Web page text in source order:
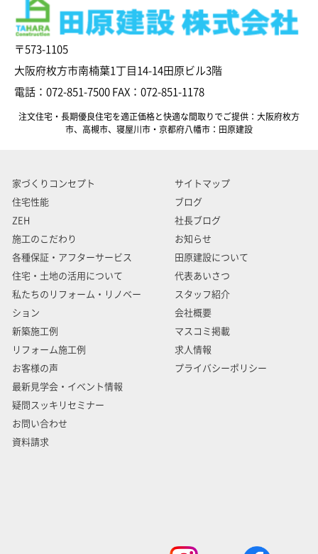
〒573-1105
大阪府枚方市南楠葉1丁目14-14田原ビル3階
電話：072-851-7500 FAX：072-851-1178
注文住宅・長期優良住宅を適正価格と快適な間取りでご提供：大阪府枚方
市、高槻市、寝屋川市・京都府八幡市：田原建設
家づくりコンセプト
住宅性能
ZEH
施工のこだわり
各種保証・アフターサービス
住宅・土地の活用について
私たちのリフォーム・リノベー
ション
新築施工例
リフォーム施工例
お客様の声
最新見学会・イベント情報
疑問スッキリセミナー
お問い合わせ
資料請求
サイトマップ
ブログ
社長ブログ
お知らせ
田原建設について
代表あいさつ
スタッフ紹介
会社概要
マスコミ掲載
求人情報
プライバシーポリシー